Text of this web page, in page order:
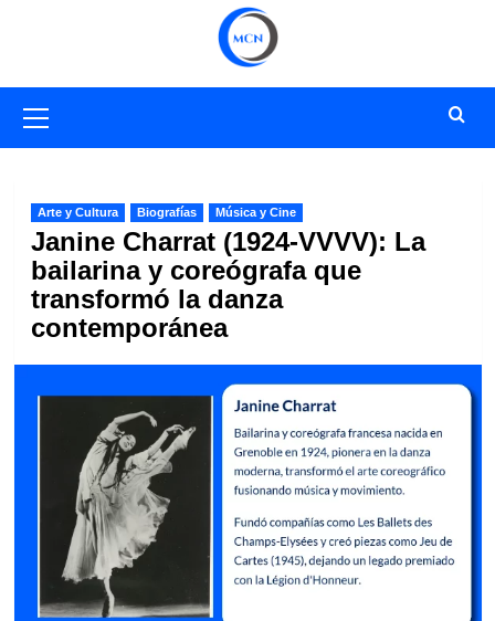
primario
Arte y Cultura Biografías Música y Cine
Janine Charrat (1924-VVVV): La
bailarina y coreógrafa que
transformó la danza
contemporánea